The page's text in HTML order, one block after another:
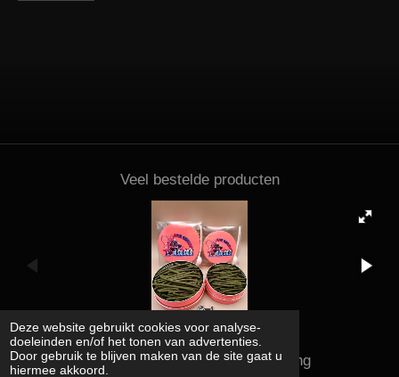
Deze website gebruikt cookies voor analyse-
doeleinden en/of het tonen van advertenties.
Door gebruik te blijven maken van de site gaat u
hiermee akkoord.
Veel bestelde producten
Kena shrimps and supplies rating